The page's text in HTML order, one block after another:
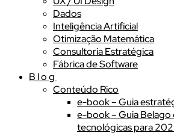
Dados
Inteligência Artificial
Otimização Matemática
Consultoria Estratégica
Fábrica de Software
Blog
Conteúdo Rico
e-book – Guia
e-book – Guia Belago
tecnológicas para